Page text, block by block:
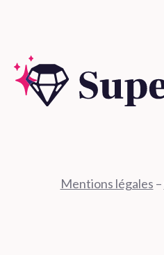
Mentions légales –